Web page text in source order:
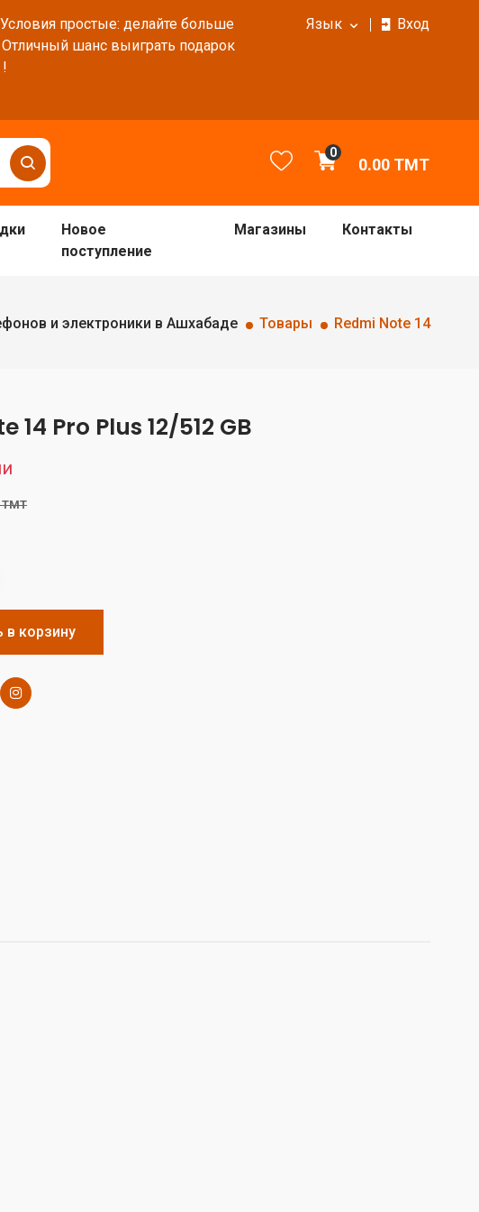
простые: делайте больше
шанс выиграть подарок
Язык Вход
0
0.00 TMT
Новое
поступление
Магазины Контакты
и электроники в Ашхабаде Товары Redmi Note 14
14 Pro Plus 12/512 GB
TMT
в корзину